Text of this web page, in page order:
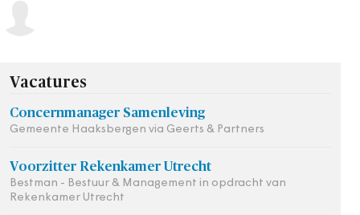
Vacatures
Concernmanager Samenleving
Gemeente Haaksbergen via Geerts & Partners
Voorzitter Rekenkamer Utrecht
Bestman - Bestuur & Management in opdracht van
Rekenkamer Utrecht